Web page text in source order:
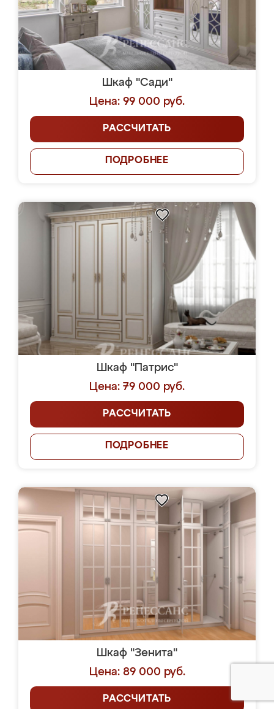
Шкаф "Сади"
Цена: 99 000 руб.
РАССЧИТАТЬ
ПОДРОБНЕЕ
Шкаф "Патрис"
Цена: 79 000 руб.
РАССЧИТАТЬ
ПОДРОБНЕЕ
Шкаф "Зенита"
Цена: 89 000 руб.
РАССЧИТАТЬ